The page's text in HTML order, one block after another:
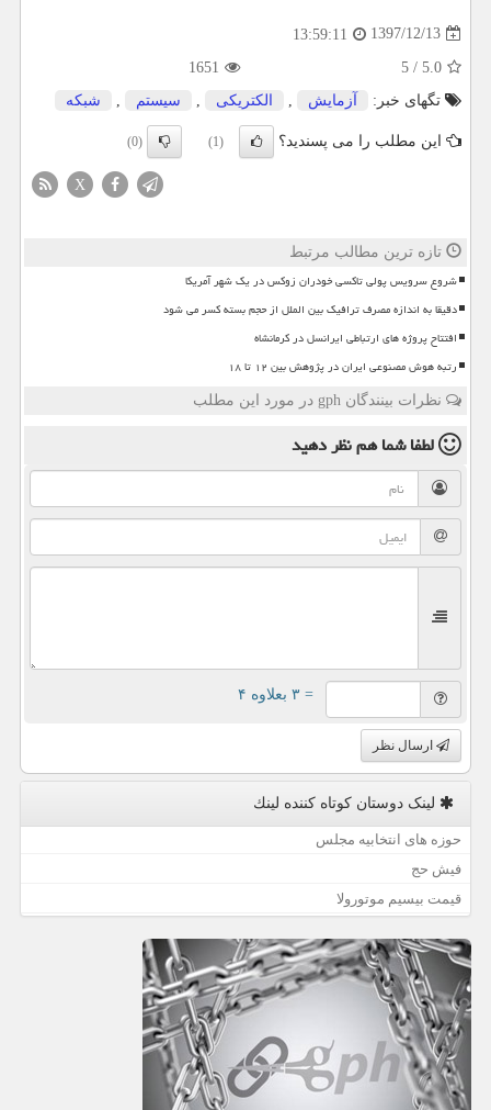
1397/12/13
13:59:11
5.0
/
5
1651
تگهای خبر:
آزمایش , الكتریكی , سیستم , شبكه
این مطلب را می پسندید؟ (1)
(0)
X
تازه ترین مطالب مرتبط
شروع سرویس پولی تاکسی خودران زوکس در یک شهر آمریکا
دقیقا به اندازه مصرف ترافیک بین الملل از حجم بسته کسر می شود
افتتاح پروژه های ارتباطی ایرانسل در کرمانشاه
رتبه هوش مصنوعی ایران در پژوهش بین ۱۲ تا ۱۸
نظرات بینندگان gph در مورد این مطلب
لطفا شما همنظر دهید
= ۳ بعلاوه ۴
ارسال نظر
لینک دوستان كوتاه كننده لینك
حوزه های انتخابیه مجلس
فیش حج
قیمت بیسیم موتورولا